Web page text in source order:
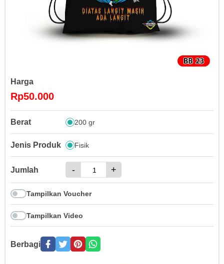
Harga
Rp50.000
Berat 200 gr
Jenis Produk Fisik
Jumlah - +
Tampilkan Voucher
Tampilkan Video
Berbagi